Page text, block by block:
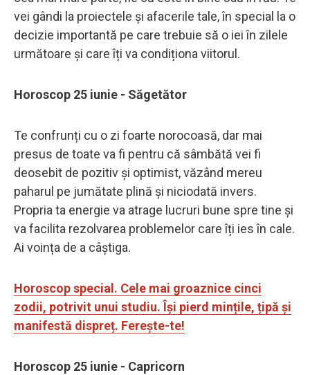
vei gândi la proiectele și afacerile tale, în special la o
decizie importantă pe care trebuie să o iei în zilele
următoare și care îți va condiționa viitorul.
Horoscop 25 iunie - Săgetător
Te confrunți cu o zi foarte norocoasă, dar mai
presus de toate va fi pentru că sâmbătă vei fi
deosebit de pozitiv și optimist, văzând mereu
paharul pe jumătate plină și niciodată invers.
Propria ta energie va atrage lucruri bune spre tine și
va facilita rezolvarea problemelor care îți ies în cale.
Ai voința de a câștiga.
Horoscop special. Cele mai groaznice cinci
zodii, potrivit unui studiu. Își pierd mințile, țipă și
manifestă dispreț. Ferește-te!
Horoscop 25 iunie - Capricorn